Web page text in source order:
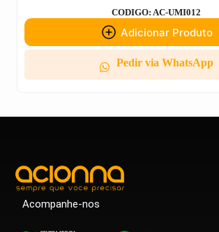
CODIGO: AC-UMI012
Adicionar Produto
Pedir via WhatsApp
Acompanhe-nos